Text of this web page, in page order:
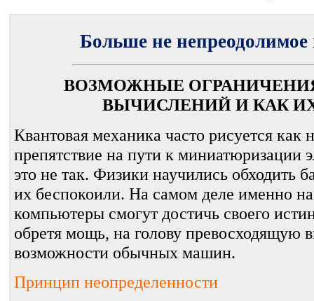
Больше не непреодолимое
ВОЗМОЖНЫЕ
ВЫЧИСЛЕНИЙ И КАК
Квантовая механика часто рисуется как
препятствие на пути к миниатюризации
это не так. Физики научились обходить
их беспокоили. На самом деле именно
компьютеры смогут достичь своего
обретя мощь, на голову превосходящую
возможности обычных машин.
Принцип неопределенности